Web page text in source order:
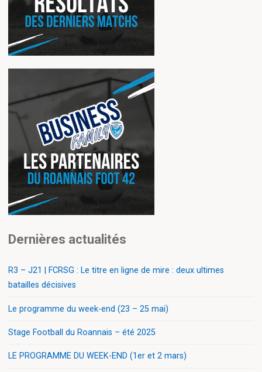
Dernières actualités
R3 – J21 | FCRSG : Le titre en ligne de mire : deux ultimes
batailles décisives
Le programme du week-end (23 – 25 mai)
Stage Football du Roannais – été 2025
LE PROGRAMME DU WEEK-END (1er et 2 mars)